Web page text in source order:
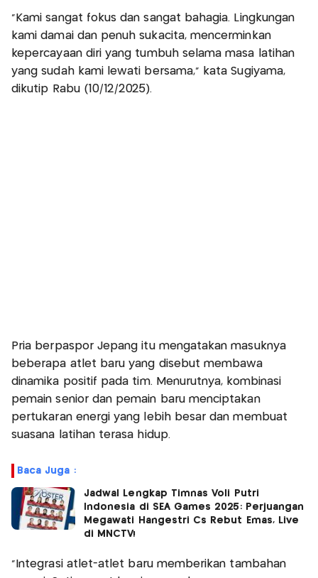
“Kami sangat fokus dan sangat bahagia. Lingkungan
kami damai dan penuh sukacita, mencerminkan
kepercayaan diri yang tumbuh selama masa latihan
yang sudah kami lewati bersama,” kata Sugiyama,
dikutip Rabu (10/12/2025).
Pria berpaspor Jepang itu mengatakan masuknya
beberapa atlet baru yang disebut membawa
dinamika positif pada tim. Menurutnya, kombinasi
pemain senior dan pemain baru menciptakan
pertukaran energi yang lebih besar dan membuat
suasana latihan terasa hidup.
Baca Juga :
Jadwal Lengkap Timnas Voli Putri
Indonesia di SEA Games 2025: Perjuangan
Megawati Hangestri Cs Rebut Emas, Live
di MNCTV!
“Integrasi atlet-atlet baru memberikan tambahan